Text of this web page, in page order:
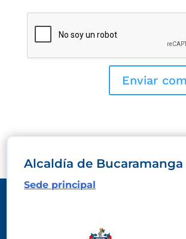
Alcaldía de Bucaramanga
Sede principal